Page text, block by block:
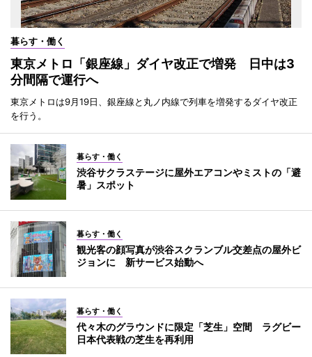
暮らす・働く
東京メトロ「銀座線」ダイヤ改正で増発 日中は3
分間隔で運行へ
東京メトロは9月19日、銀座線と丸ノ内線で列車を増発するダイヤ改正
を行う。
暮らす・働く
渋谷サクラステージに屋外エアコンやミストの「避
暑」スポット
暮らす・働く
観光客の顔写真が渋谷スクランブル交差点の屋外ビ
ジョンに 新サービス始動へ
暮らす・働く
代々木のグラウンドに限定「芝生」空間 ラグビー
日本代表戦の芝生を再利用